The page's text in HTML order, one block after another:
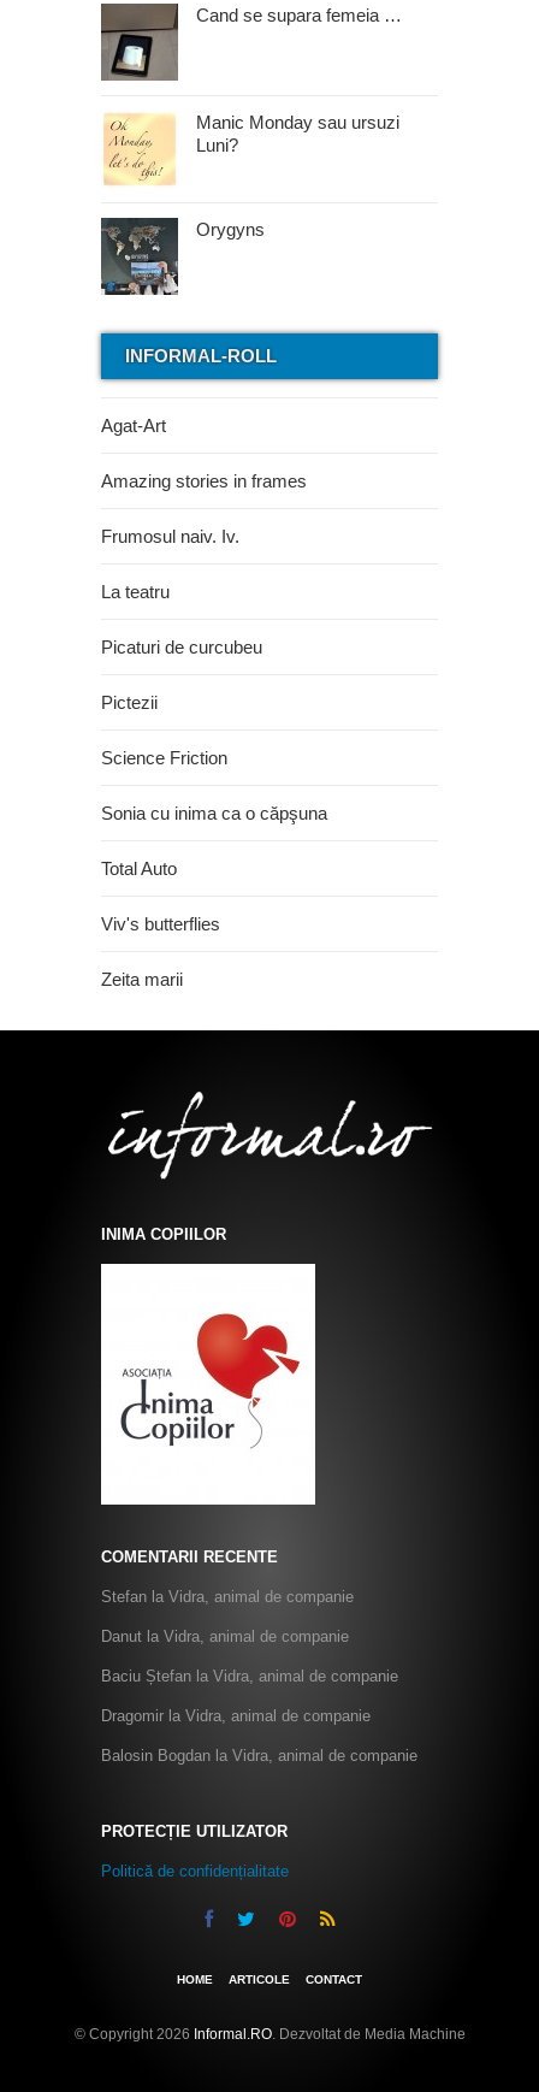
Cand se supara femeia …
Manic Monday sau ursuzi
Luni?
Orygyns
INFORMAL-ROLL
Agat-Art
Amazing stories in frames
Frumosul naiv. Iv.
La teatru
Picaturi de curcubeu
Pictezii
Science Friction
Sonia cu inima ca o căpşuna
Total Auto
Viv's butterflies
Zeita marii
INIMA COPIILOR
COMENTARII RECENTE
Stefan la Vidra, animal de companie
Danut la Vidra, animal de companie
Baciu Ștefan la Vidra, animal de companie
Dragomir la Vidra, animal de companie
Balosin Bogdan la Vidra, animal de companie
PROTECȚIE UTILIZATOR
Politică de confidențialitate
HOME ARTICOLE CONTACT
© Copyright 2026 Informal.RO. Dezvoltat de Media Machine